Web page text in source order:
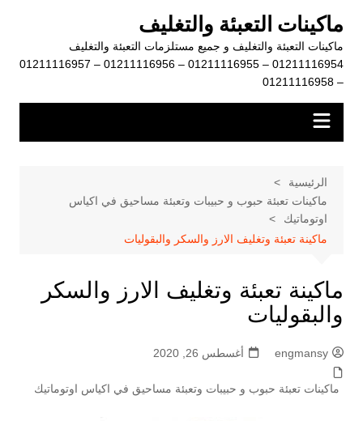
المحتوى
ماكينات التعبئة والتغليف
ماكينات التعبئة والتغليف و جميع مستلزمات التعبئة والتغليف
01211116954 – 01211116955 – 01211116956 – 01211116957
– 01211116958
الرئيسية
ماكينات تعبئة حبوب و حبيبات وتعبئة مساحيق في اكياس
اوتوماتيك
ماكينة تعبئة وتغليف الارز والسكر والبقوليات
ماكينة تعبئة وتغليف الارز والسكر
والبقوليات
engmansy أغسطس 26, 2020
ماكينات تعبئة حبوب و حبيبات وتعبئة مساحيق في اكياس اوتوماتيك